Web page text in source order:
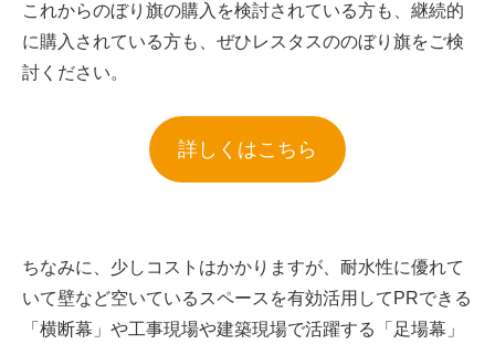
これからのぼり旗の購入を検討されている方も、継続的
に購入されている方も、ぜひレスタスののぼり旗をご検
討ください。
詳しくはこちら
ちなみに、少しコストはかかりますが、耐水性に優れて
いて壁など空いているスペースを有効活用してPRできる
「横断幕」や工事現場や建築現場で活躍する「足場幕」